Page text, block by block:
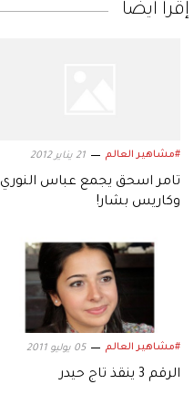
إقرأ أيضاً
#مشاهير العالم 21 يناير 2012
تامر اسحق يجمع عباس النوري
وكاريس بشار!
#مشاهير العالم 05 يوليو 2011
الرقم 3 ينقذ تاج حيدر